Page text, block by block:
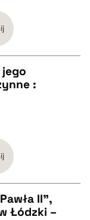
:
II”,
Łódzki –